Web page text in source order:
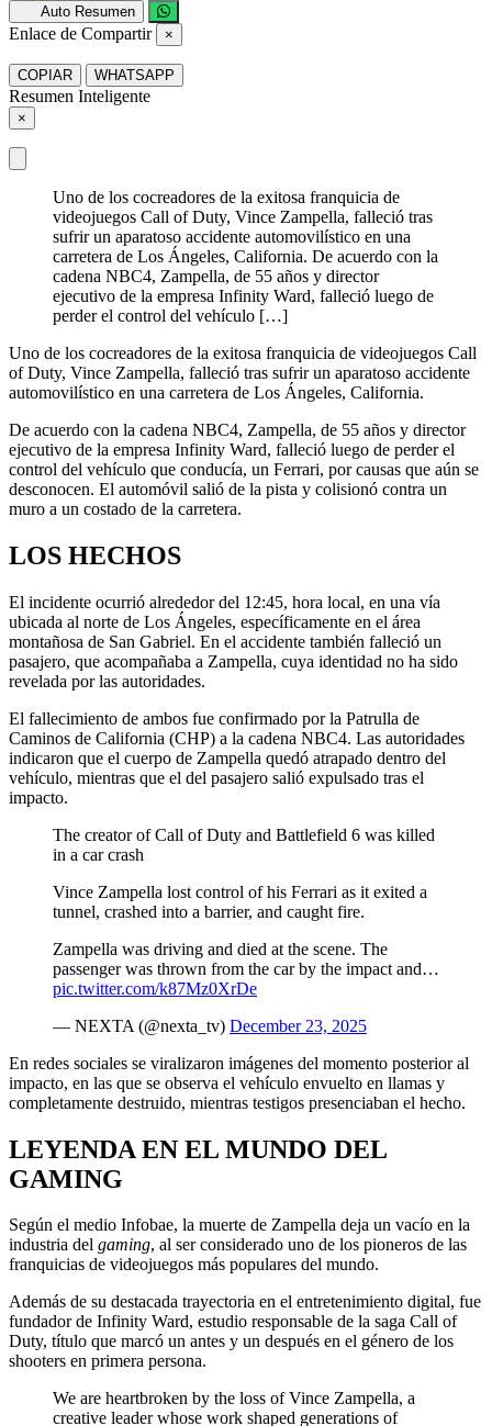
Auto Resumen
Enlace de Compartir ×
COPIAR WHATSAPP
Resumen Inteligente
×
Uno de los cocreadores de la exitosa franquicia de
videojuegos Call of Duty, Vince Zampella, falleció tras
sufrir un aparatoso accidente automovilístico en una
carretera de Los Ángeles, California. De acuerdo con la
cadena NBC4, Zampella, de 55 años y director
ejecutivo de la empresa Infinity Ward, falleció luego de
perder el control del vehículo […]
Uno de los cocreadores de la exitosa franquicia de videojuegos Call
of Duty, Vince Zampella, falleció tras sufrir un aparatoso accidente
automovilístico en una carretera de Los Ángeles, California.
De acuerdo con la cadena NBC4, Zampella, de 55 años y director
ejecutivo de la empresa Infinity Ward, falleció luego de perder el
control del vehículo que conducía, un Ferrari, por causas que aún se
desconocen. El automóvil salió de la pista y colisionó contra un
muro a un costado de la carretera.
LOS HECHOS
El incidente ocurrió alrededor del 12:45, hora local, en una vía
ubicada al norte de Los Ángeles, específicamente en el área
montañosa de San Gabriel. En el accidente también falleció un
pasajero, que acompañaba a Zampella, cuya identidad no ha sido
revelada por las autoridades.
El fallecimiento de ambos fue confirmado por la Patrulla de
Caminos de California (CHP) a la cadena NBC4. Las autoridades
indicaron que el cuerpo de Zampella quedó atrapado dentro del
vehículo, mientras que el del pasajero salió expulsado tras el
impacto.
The creator of Call of Duty and Battlefield 6 was killed
in a car crash
Vince Zampella lost control of his Ferrari as it exited a
tunnel, crashed into a barrier, and caught fire.
Zampella was driving and died at the scene. The
passenger was thrown from the car by the impact and…
pic.twitter.com/k87Mz0XrDe
— NEXTA (@nexta_tv) December 23, 2025
En redes sociales se viralizaron imágenes del momento posterior al
impacto, en las que se observa el vehículo envuelto en llamas y
completamente destruido, mientras testigos presenciaban el hecho.
LEYENDA EN EL MUNDO DEL
GAMING
Según el medio Infobae, la muerte de Zampella deja un vacío en la
industria del gaming, al ser considerado uno de los pioneros de las
franquicias de videojuegos más populares del mundo.
Además de su destacada trayectoria en el entretenimiento digital, fue
fundador de Infinity Ward, estudio responsable de la saga Call of
Duty, título que marcó un antes y un después en el género de los
shooters en primera persona.
We are heartbroken by the loss of Vince Zampella, a
creative leader whose work shaped generations of